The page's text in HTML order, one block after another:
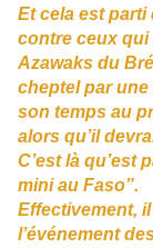
Et cela est parti
contre ceux qui
Azawaks du
cheptel par une
son temps au
alors qu’il
C’est là qu’est
mini au Faso”.
Effectivement,
l’événement